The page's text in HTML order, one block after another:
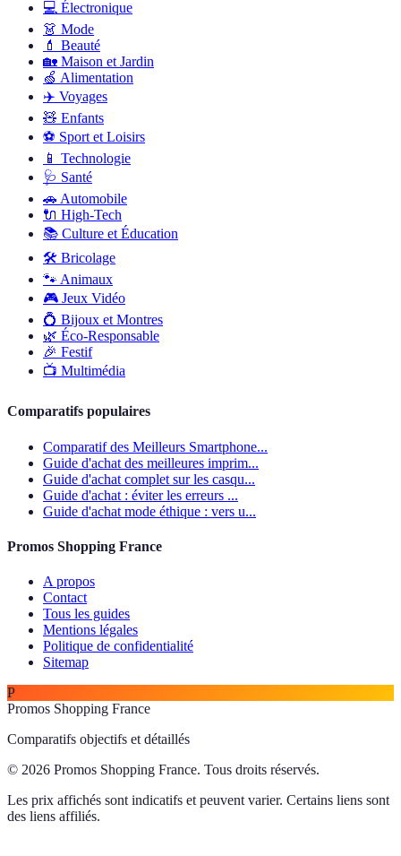
💻 Électronique
👗 Mode
💄 Beauté
🏡 Maison et Jardin
🍏 Alimentation
✈️ Voyages
🧸 Enfants
⚽ Sport et Loisirs
📱 Technologie
🩺 Santé
🚗 Automobile
🔌 High-Tech
📚 Culture et Éducation
🛠️ Bricolage
🐾 Animaux
🎮 Jeux Vidéo
💍 Bijoux et Montres
🌿 Éco-Responsable
🎉 Festif
📺 Multimédia
Comparatifs populaires
Comparatif des Meilleurs Smartphone...
Guide d'achat des meilleures imprim...
Guide d'achat complet sur les casqu...
Guide d'achat : éviter les erreurs ...
Guide d'achat mode éthique : vers u...
Promos Shopping France
A propos
Contact
Tous les guides
Mentions légales
Politique de confidentialité
Sitemap
P
Promos Shopping France
Comparatifs objectifs et détaillés
© 2026 Promos Shopping France. Tous droits réservés.
Les prix affichés sont indicatifs et peuvent varier. Certains liens sont
des liens affiliés.